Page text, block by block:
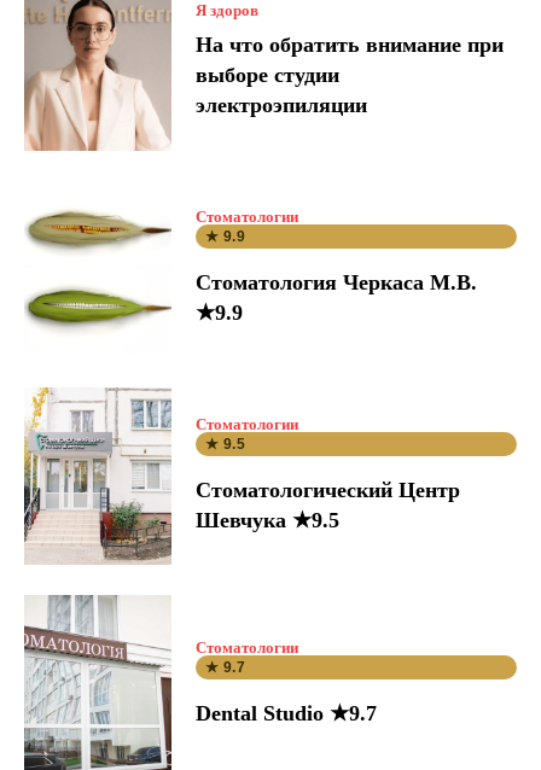
Я здоров
На что обратить внимание при
выборе студии
электроэпиляции
Стоматологии
★ 9.9
Стоматология Черкаса М.В.
★9.9
Стоматологии
★ 9.5
Стоматологический Центр
Шевчука ★9.5
Стоматологии
★ 9.7
Dental Studio ★9.7